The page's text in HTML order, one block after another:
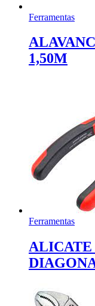
Ferramentas
1,50M
Ferramentas
ALICATE